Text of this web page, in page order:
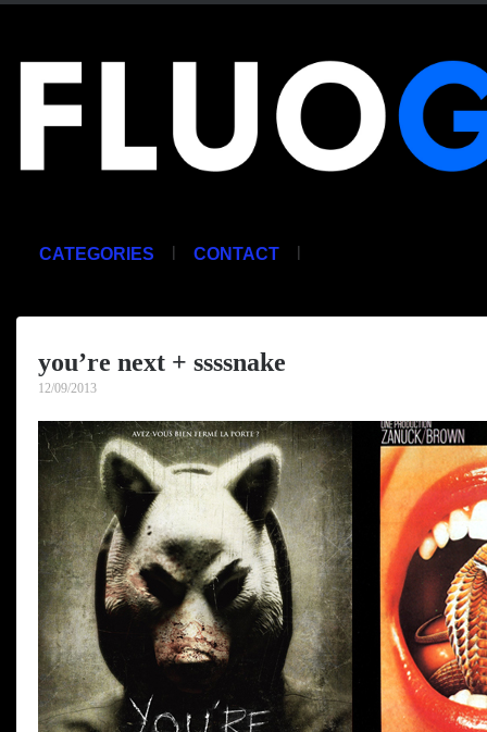
CATEGORIES | CONTACT |
you’re next + ssssnake
12/09/2013